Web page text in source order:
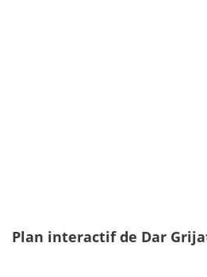
Plan interactif de Dar